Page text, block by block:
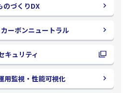
のづくりDX
ーボンニュートラル
キュリティ
ィ
用監視・性能可視化